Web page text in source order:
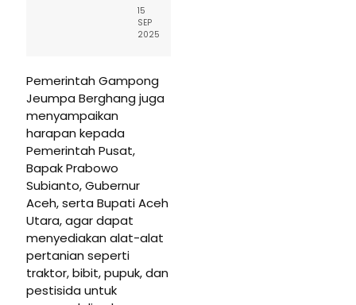
15
SEP
2025
Pemerintah Gampong
Jeumpa Berghang juga
menyampaikan
harapan kepada
Pemerintah Pusat,
Bapak Prabowo
Subianto, Gubernur
Aceh, serta Bupati Aceh
Utara, agar dapat
menyediakan alat-alat
pertanian seperti
traktor, bibit, pupuk, dan
pestisida untuk